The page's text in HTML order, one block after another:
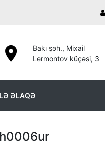
Bakı şəh., Mixail
Lermontov küçəsi, 3
ƏLAQƏ